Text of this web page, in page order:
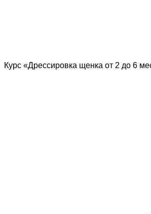
Курс «Дрессировка щенка от 2 до 6